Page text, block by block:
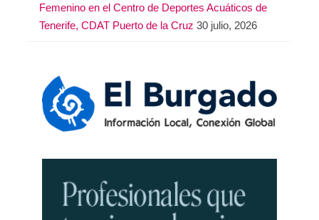
Femenino en el Centro de Deportes Acuáticos de
Tenerife, CDAT Puerto de la Cruz 30 julio, 2026